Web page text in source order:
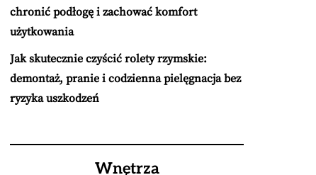
chronić podłogę i zachować komfort
użytkowania
Jak skutecznie czyścić rolety rzymskie:
demontaż, pranie i codzienna pielęgnacja bez
ryzyka uszkodzeń
Wnętrza